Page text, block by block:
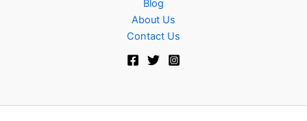
Blog
About Us
Contact Us